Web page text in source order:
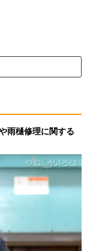
雨樋修理に関する